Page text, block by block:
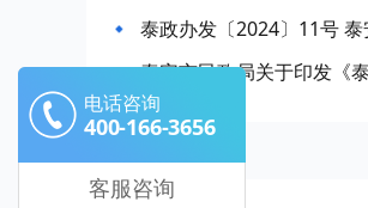
泰政办发〔2024〕11号
泰安市民政局关于印发《
电话咨询
400-166-3656
客服咨询